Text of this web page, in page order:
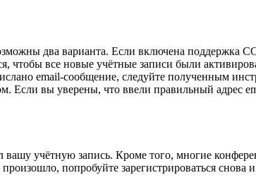
два варианта. Если включена поддержка
чтобы все новые учётные записи были
email-сообщение, следуйте полученным
Если вы уверены, что ввели правильный адрес
учётную запись. Кроме того, многие
попробуйте зарегистрироваться снова и